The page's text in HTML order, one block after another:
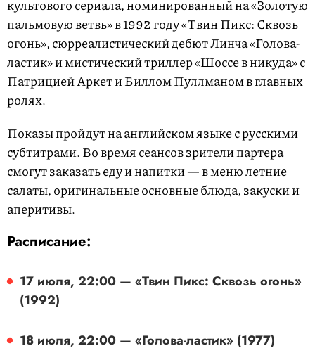
культового сериала, номинированный на «Золотую
пальмовую ветвь» в 1992 году «Твин Пикс: Сквозь
огонь», сюрреалистический дебют Линча «Голова-
ластик» и мистический триллер «Шоссе в никуда» с
Патрицией Аркет и Биллом Пуллманом в главных
ролях.
Показы пройдут на английском языке с русскими
субтитрами. Во время сеансов зрители партера
смогут заказать еду и напитки — в меню летние
салаты, оригинальные основные блюда, закуски и
аперитивы.
Расписание:
17 июля, 22:00 — «Твин Пикс: Сквозь огонь»
(1992)
18 июля, 22:00 — «Голова-ластик» (1977)